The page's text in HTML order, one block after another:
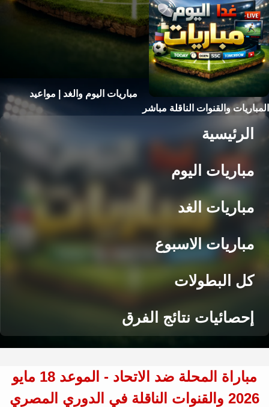
مباريات اليوم والغد | مواعيد
المباريات والقنوات الناقلة مباشر
الرئيسية
مباريات اليوم
مباريات الغد
مباريات الاسبوع
كل البطولات
إحصائيات نتائج الفرق
مباراة المحلة ضد الاتحاد - الموعد 18 مايو
2026 والقنوات الناقلة في الدوري المصري